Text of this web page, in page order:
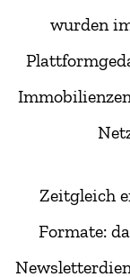
wurden
Zeitgleich
Formate: